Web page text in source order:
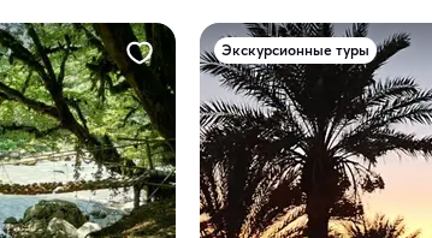
Экскурсионные туры